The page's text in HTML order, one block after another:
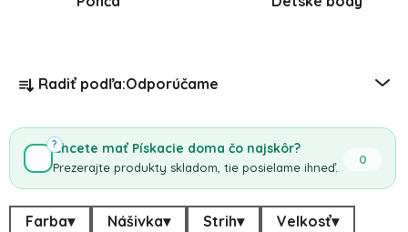
Radenie produktov
Radiť podľa:Odporúčame
Chcete mať Pískacie doma čo najskôr?
Prezerajte produkty skladom, tie posielame ihneď.
0
?
Farba▾ Nášivka▾ Strih▾ Velkosť▾